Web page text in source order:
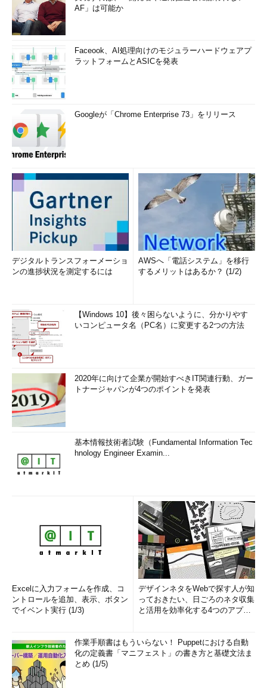
AF」は可能か
Faceook、AI処理向けのモジュラーハードウェアプ
ラットフォームとASICを発表
Googleが「Chrome Enterprise 73」をリリース
デジタルトランスフォーメーショ
ンの進捗状況を測定するには
AWSへ「電話システム」を移行
するメリットはあるか？ (1/2)
【Windows 10】後々困らないように、分かりやす
いコンピュータ名（PC名）に変更する2つの方法
2020年に向けて企業が開始すべきIT関連行動、ガー
トナージャパンが4つのポイントを発表
基本情報技術者試験（Fundamental Information Tec
hnology Engineer Examin...
Excelに入力フォームを作成、コ
ントロールを追加、表示、ボタン
でイベント実行 (1/3)
デザインネタをWebで探す人が知
っておきたい、日ごろのネタ収集
と活用を効率化する4つのアプリ
作業手順書はもういらない！ Puppetにおける自動
化の定義書「マニフェスト」の書き方と基礎文法ま
とめ (1/5)